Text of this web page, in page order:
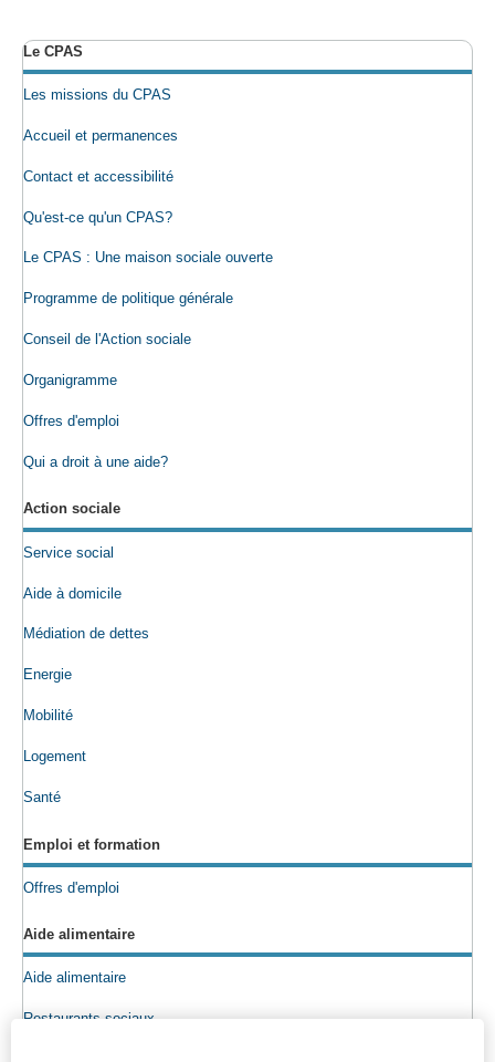
Le CPAS
Les missions du CPAS
Accueil et permanences
Contact et accessibilité
Qu'est-ce qu'un CPAS?
Le CPAS : Une maison sociale ouverte
Programme de politique générale
Conseil de l'Action sociale
Organigramme
Offres d'emploi
Qui a droit à une aide?
Action sociale
Service social
Aide à domicile
Médiation de dettes
Energie
Mobilité
Logement
Santé
Emploi et formation
Offres d'emploi
Aide alimentaire
Aide alimentaire
Restaurants sociaux